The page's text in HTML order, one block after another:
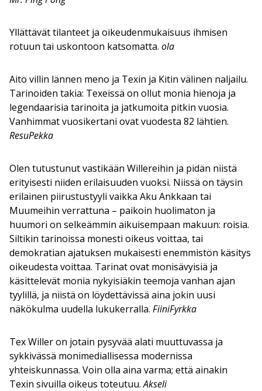
Yllättävät tilanteet ja oikeudenmukaisuus ihmisen
rotuun tai uskontoon katsomatta. ola
Aito villin lännen meno ja Texin ja Kitin välinen naljailu.
Tarinoiden takia: Texeissä on ollut monia hienoja ja
legendaarisia tarinoita ja jatkumoita pitkin vuosia.
Vanhimmat vuosikertani ovat vuodesta 82 lähtien.
ResuPekka
Olen tutustunut vastikään Willereihin ja pidän niistä
erityisesti niiden erilaisuuden vuoksi. Niissä on täysin
erilainen piirustustyyli vaikka Aku Ankkaan tai
Muumeihin verrattuna – paikoin huolimaton ja
huumori on selkeämmin aikuisempaan makuun: roisia.
Siltikin tarinoissa monesti oikeus voittaa, tai
demokratian ajatuksen mukaisesti enemmistön käsitys
oikeudesta voittaa. Tarinat ovat monisävyisiä ja
käsittelevät monia nykyisiäkin teemoja vanhan ajan
tyylillä, ja niistä on löydettävissä aina jokin uusi
näkökulma uudella lukukerralla. FiiniFyrkka
Tex Willer on jotain pysyvää alati muuttuvassa ja
sykkivässä monimediallisessa modernissa
yhteiskunnassa. Voin olla aina varma; että ainakin
Texin sivuilla oikeus toteutuu.Akseli